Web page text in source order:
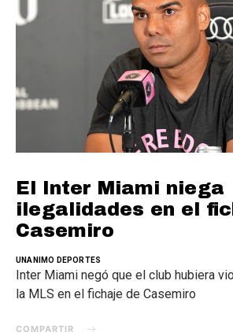
El Inter Miami niega
ilegalidades en el
Casemiro
UNANIMO DEPORTES
Inter Miami negó que el club hubiera
la MLS en el fichaje de Casemiro
COMPARTIR